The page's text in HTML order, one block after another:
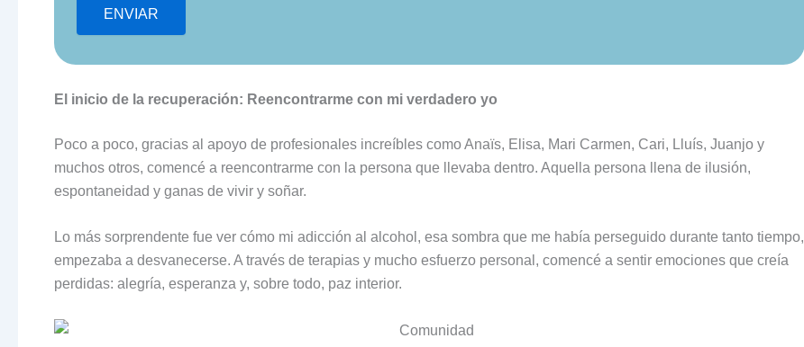
El inicio de la recuperación: Reencontrarme con mi verdadero yo
Poco a poco, gracias al apoyo de profesionales increíbles como Anaïs, Elisa, Mari Carmen, Cari, Lluís, Juanjo y
muchos otros, comencé a reencontrarme con la persona que llevaba dentro. Aquella persona llena de ilusión,
espontaneidad y ganas de vivir y soñar.
Lo más sorprendente fue ver cómo mi adicción al alcohol, esa sombra que me había perseguido durante tanto tiempo,
empezaba a desvanecerse. A través de terapias y mucho esfuerzo personal, comencé a sentir emociones que creía
perdidas: alegría, esperanza y, sobre todo, paz interior.